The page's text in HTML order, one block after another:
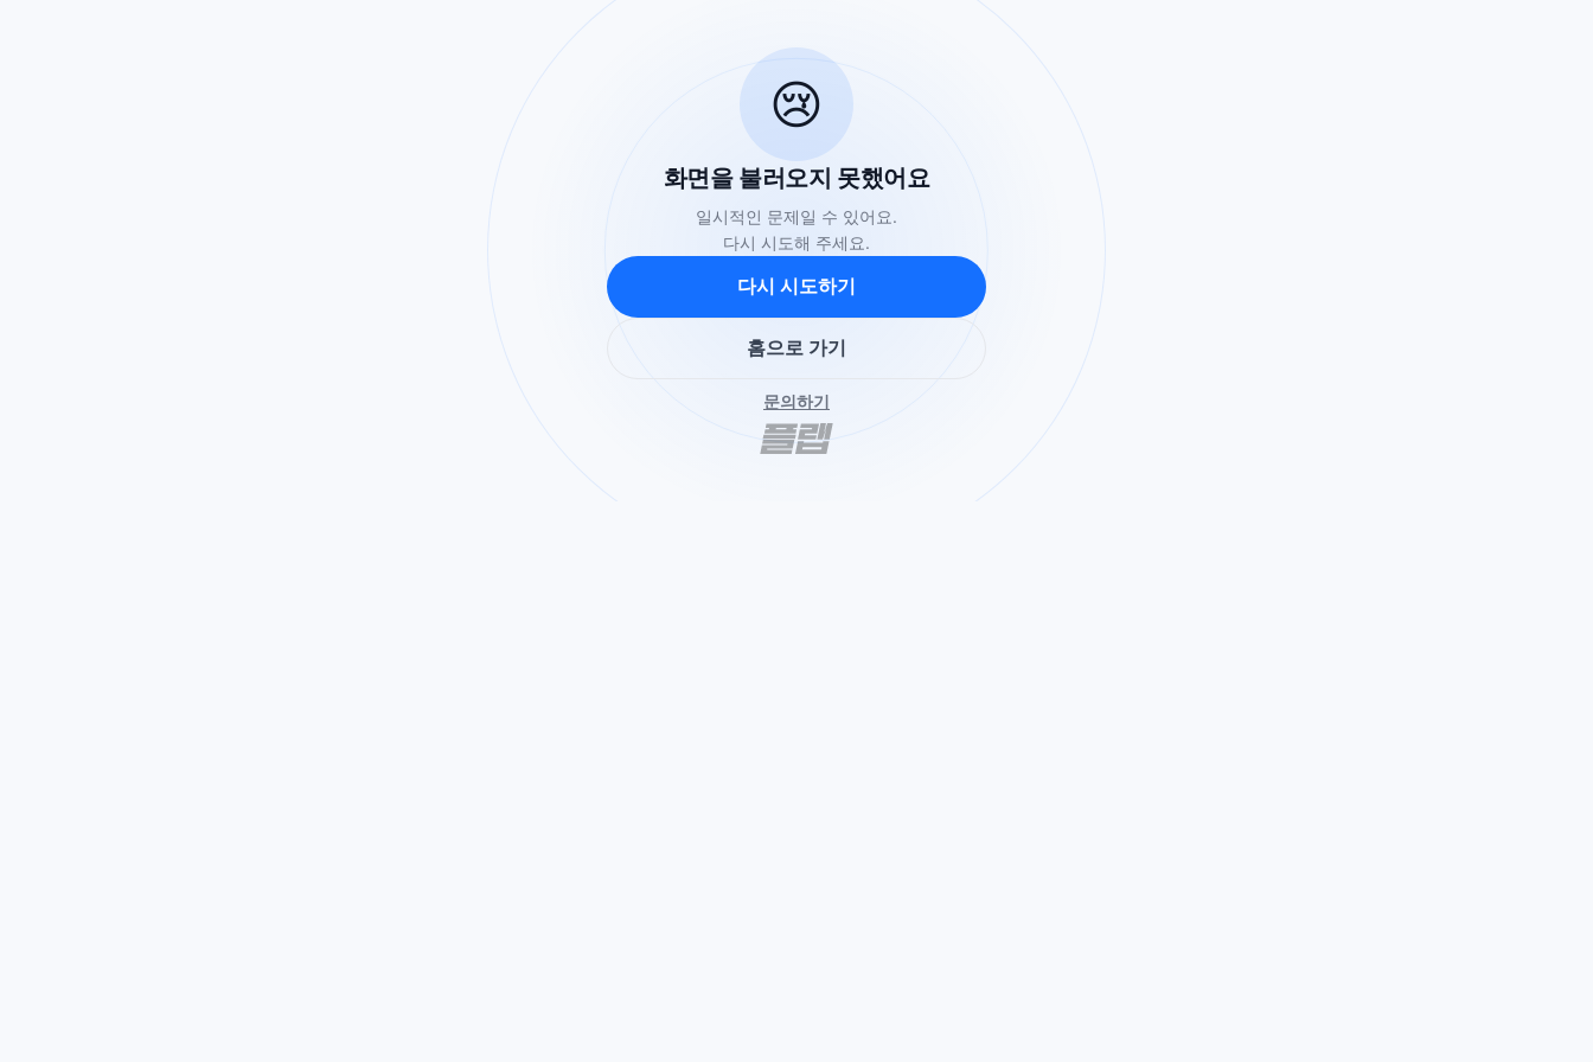
😢
화면을 불러오지 못했어요
일시적인 문제일 수 있어요.
다시 시도해 주세요.
다시 시도하기
홈으로 가기
문의하기